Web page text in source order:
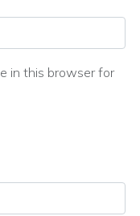
in this browser for